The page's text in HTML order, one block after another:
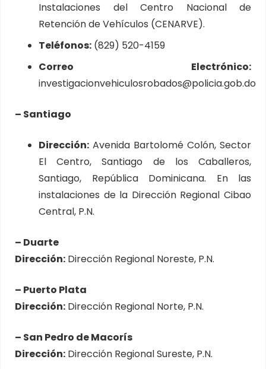
Instalaciones del Centro Nacional de
Retención de Vehículos (CENARVE).
Teléfonos: (829) 520-4159
Correo Electrónico:
investigacionvehiculosrobados@policia.gob.do
– Santiago
Dirección: Avenida Bartolomé Colón, Sector
El Centro, Santiago de los Caballeros,
Santiago, República Dominicana. En las
instalaciones de la Dirección Regional Cibao
Central, P.N.
– Duarte
Dirección: Dirección Regional Noreste, P.N.
– Puerto Plata
Dirección: Dirección Regional Norte, P.N.
– San Pedro de Macorís
Dirección: Dirección Regional Sureste, P.N.